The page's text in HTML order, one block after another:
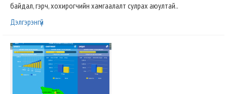
байдал, гэрч, хохирогчийн хамгаалалт сулрах аюултай..
Дэлгэрэнгүй